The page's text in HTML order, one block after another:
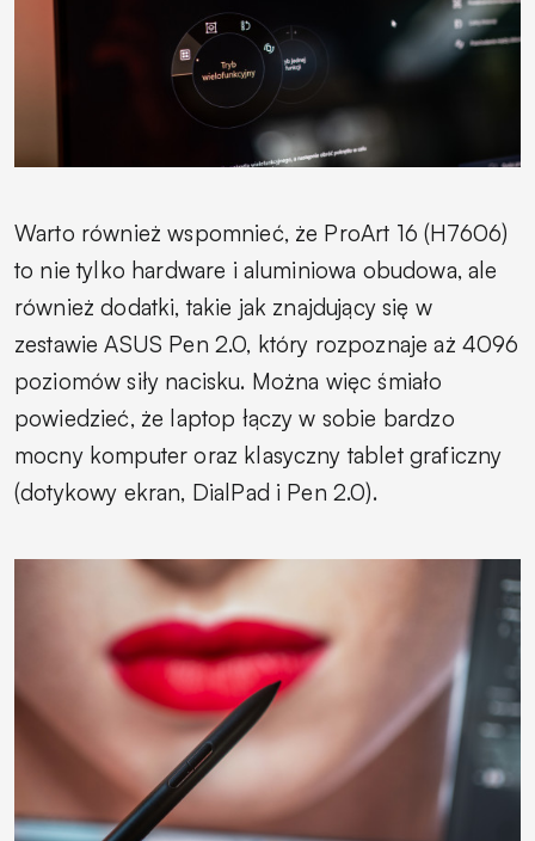
Warto również wspomnieć, że ProArt 16 (H7606)
to nie tylko hardware i aluminiowa obudowa, ale
również dodatki, takie jak znajdujący się w
zestawie ASUS Pen 2.0, który rozpoznaje aż 4096
poziomów siły nacisku. Można więc śmiało
powiedzieć, że laptop łączy w sobie bardzo
mocny komputer oraz klasyczny tablet graficzny
(dotykowy ekran, DialPad i Pen 2.0).